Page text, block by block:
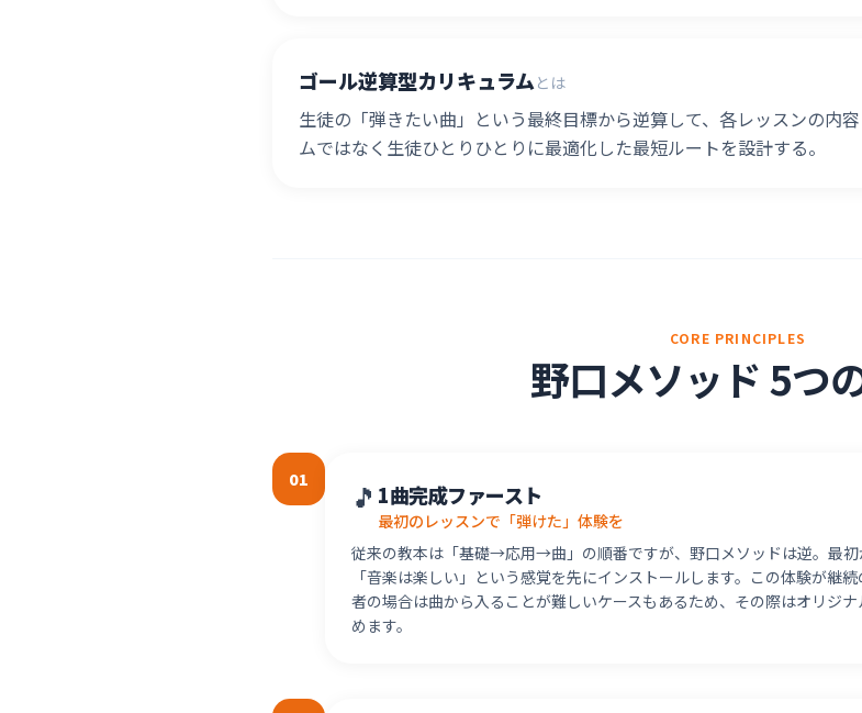
ゴール逆算型カリキュラム とは
生徒の「弾きたい曲」という最終目標から逆算して、各レッスンの内
ムではなく生徒ひとりひとりに最適化した最短ルートを設計する。
CORE PRINCIPLES
野口メソッド 5つ
01 🎵 1曲完成ファースト
最初のレッスンで「弾けた」体験を
従来の教本は「基礎→応用→曲」の順番ですが、野口メソッドは逆。最初
「音楽は楽しい」という感覚を先にインストールします。この体験が継
者の場合は曲から入ることが難しいケースもあるため、その際はオリジ
めます。